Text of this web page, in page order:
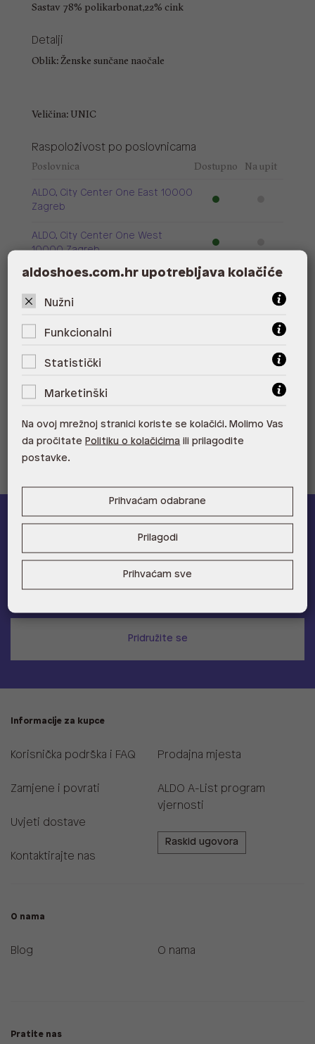
Sastav 78% polikarbonat,22% cink
Detalji
Oblik: Ženske sunčane naočale
Veličina: UNIC
Raspoloživost po poslovnicama
Poslovnica Dostupno Na upit
ALDO, City Center One East 10000
Zagreb
ALDO, City Center One West
10000 Zagreb
ALDO, Arena Centar 10020 Zagreb
ALDO, Mall of Split Split
ALDO, City Center One Split 21000
ALDO A-list
Učlani se u ALDO A-list program vjernostii ostvari 5% popusta
na novu kolekciju!
Provjerite naše pogodnosti
Pridružite se
Informacije za kupce
Korisnička podrška i FAQ
Zamjene i povrati
Uvjeti dostave
Kontaktirajte nas
Prodajna mjesta
ALDO A-List program
vjernosti
Raskid ugovora
O nama
Blog O nama
Pratite nas
aldoshoes.com.hr upotrebljava kolačiće
Nužni
Funkcionalni
Statistički
Marketinški
Na ovoj mrežnoj stranici koriste se kolačići. Molimo Vas
da pročitate Politiku o kolačićima ili prilagodite
postavke.
Prihvaćam odabrane
Prilagodi
Prihvaćam sve